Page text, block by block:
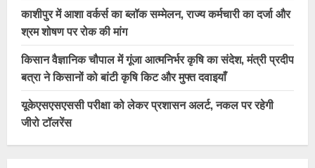
काशीपुर में आशा वर्कर्स का ब्लॉक सम्मेलन, राज्य कर्मचारी का दर्जा और
श्रम शोषण पर रोक की मांग
किसान वैज्ञानिक चौपाल में गूंजा आत्मनिर्भर कृषि का संदेश, मंत्री प्रदीप
बत्रा ने किसानों को बांटी कृषि किट और मुफ्त दवाइयाँ
यूकेएसएसएससी परीक्षा को लेकर प्रशासन अलर्ट, नकल पर रहेगी
जीरो टॉलरेंस